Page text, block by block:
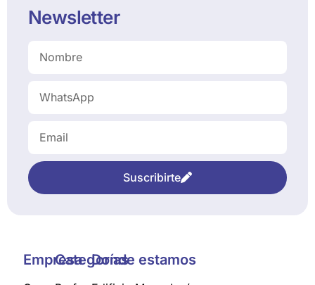
Newsletter
Suscribirte
EmpresaCategoríasDonde estamos